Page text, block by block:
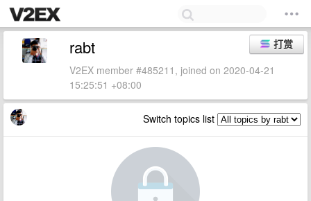
打赏
rabt
V2EX member #485211, joined on 2020-04-21
15:25:51 +08:00
Switch topics list